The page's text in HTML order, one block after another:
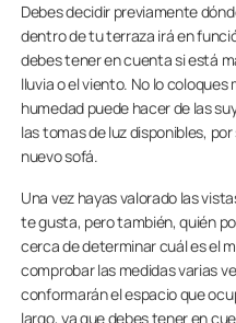
Debes decidir previamente
dentro de tu terraza irá en
debes tener en cuenta si está
lluvia o el viento. No lo
humedad puede hacer de las
las tomas de luz disponibles,
nuevo sofá.
Una vez hayas valorado las
te gusta, pero también, quién
cerca de determinar cuál es el
comprobar las medidas varias
conformarán el espacio que
largo, ya que debes tener en